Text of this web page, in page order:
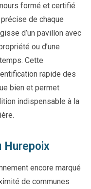
formé et certifié
de chaque
d’un pavillon avec
ou d’une
Cette
rapide des
bien et permet
indispensable à la
Hurepoix
encore marqué
de communes